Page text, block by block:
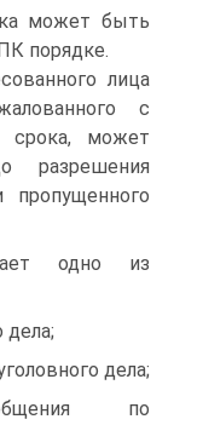
может быть
порядке.
лица
с
срока, может
разрешения
пропущенного
одно из
дела;
дела;
по